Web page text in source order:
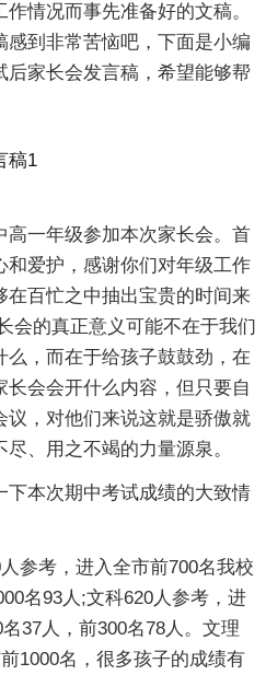
情况而事先准备好的文稿。
到非常苦恼吧，下面是小编
后家长会发言稿，希望能够帮
稿1
高一年级参加本次家长会。首
和爱护，感谢你们对年级工作
在百忙之中抽出宝贵的时间来
会的真正意义可能不在于我们
，而在于给孩子鼓鼓劲，在
会会开什么内容，但只要自
议，对他们来说这就是骄傲就
、用之不竭的力量源泉。
下本次期中考试成绩的大致情
参考，进入全市前700名我校
名93人;文科620人参考，进
37人，前300名78人。文理
1000名，很多孩子的成绩有